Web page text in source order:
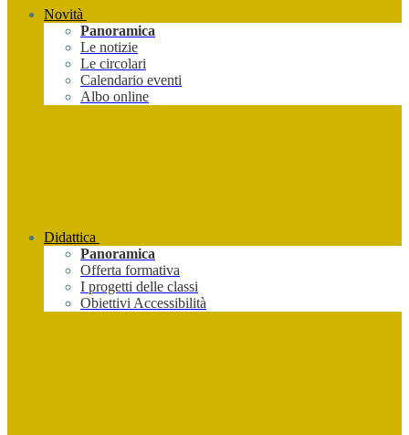
Novità
Panoramica
Le notizie
Le circolari
Calendario eventi
Albo online
Didattica
Panoramica
Offerta formativa
I progetti delle classi
Obiettivi Accessibilità